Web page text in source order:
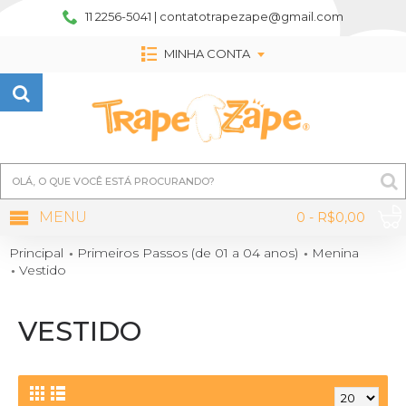
11 2256-5041 | contatotrapezape@gmail.com
MINHA CONTA
0 - R$0,00
MENU
Principal Primeiros Passos (de 01 a 04 anos)
Menina
Vestido
VESTIDO